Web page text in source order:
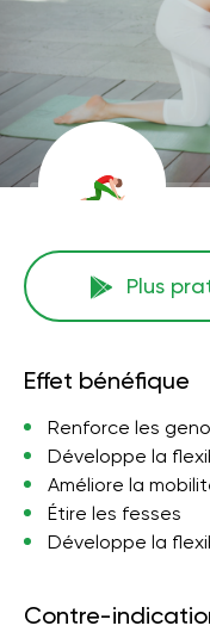
Plus
Effet bénéfique
Renforce les
Développe la
Améliore la
Étire les fesses
Développe la
Contre-